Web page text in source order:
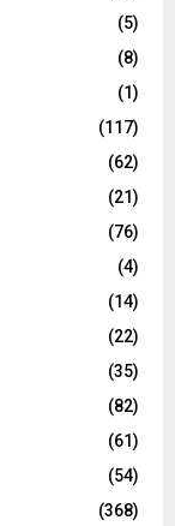
(5)
(8)
(1)
(117)
(62)
(21)
(76)
(4)
(14)
(22)
(35)
(82)
(61)
(54)
(368)